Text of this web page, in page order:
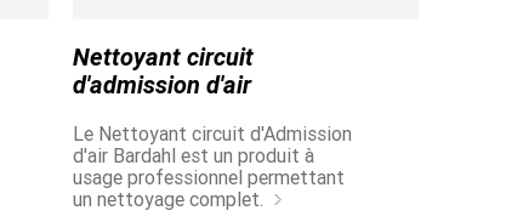
Nettoyant circuit
d'admission d'air
Le Nettoyant circuit d'Admission
d'air Bardahl est un produit à
usage professionnel permettant
un nettoyage complet.